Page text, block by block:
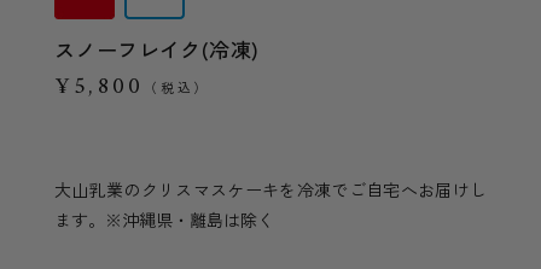
スノーフレイク(冷凍)
¥5,800 （税込）
大山乳業のクリスマスケーキを冷凍でご自宅へお届けし
ます。※沖縄県・離島は除く